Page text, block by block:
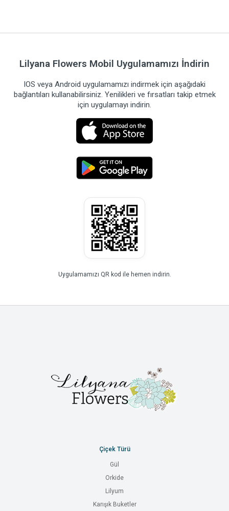
Lilyana Flowers Mobil Uygulamamızı İndirin
IOS veya Android uygulamamızı indirmek için aşağıdaki
bağlantıları kullanabilirsiniz. Yenilikleri ve fırsatları takip etmek
için uygulamayı indirin.
Uygulamamızı QR kod ile hemen indirin.
Çiçek Türü
Gül
Orkide
Lilyum
Karışık Buketler